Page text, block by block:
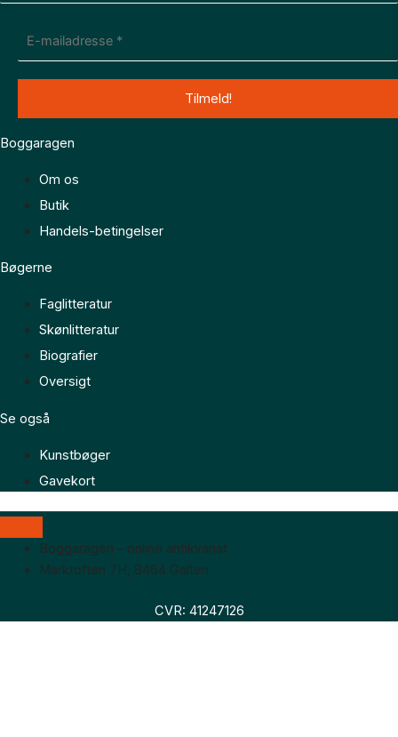
Boggaragen
Om os
Butik
Handels-betingelser
Bøgerne
Faglitteratur
Skønlitteratur
Biografier
Oversigt
Se også
Kunstbøger
Gavekort
Boggaragen – online antikvariat
Marktoften 7H, 8464 Galten
CVR: 41247126